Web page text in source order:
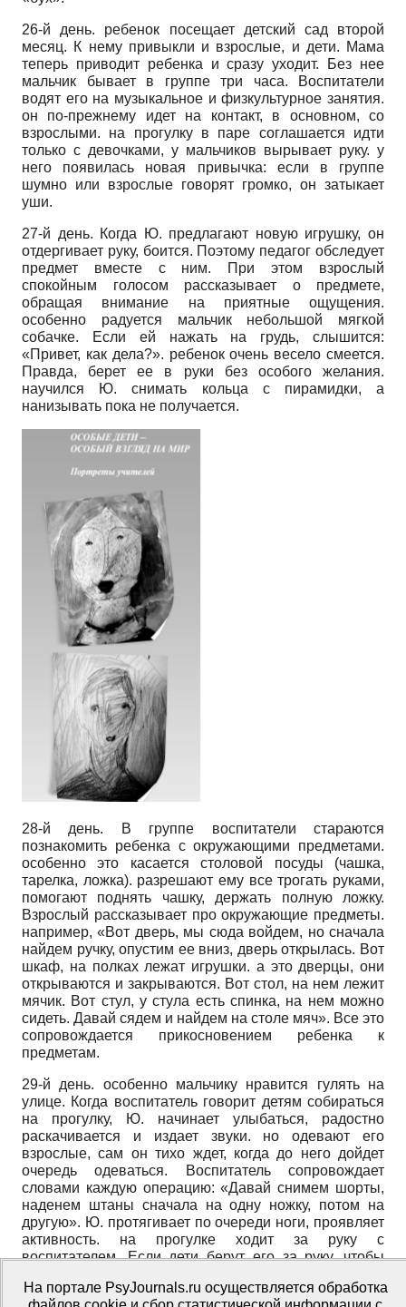
26-й день. ребенок посещает детский сад второй
месяц. К нему привыкли и взрослые, и дети. Мама
теперь приводит ребенка и сразу уходит. Без нее
мальчик бывает в группе три часа. Воспитатели
водят его на музыкальное и физкультурное занятия.
он по-прежнему идет на контакт, в основном, со
взрослыми. на прогулку в паре соглашается идти
только с девочками, у мальчиков вырывает руку. у
него появилась новая привычка: если в группе
шумно или взрослые говорят громко, он затыкает
уши.
27-й день. Когда Ю. предлагают новую игрушку, он
отдергивает руку, боится. Поэтому педагог обследует
предмет вместе с ним. При этом взрослый
спокойным голосом рассказывает о предмете,
обращая внимание на приятные ощущения.
особенно радуется мальчик небольшой мягкой
собачке. Если ей нажать на грудь, слышится:
«Привет, как дела?». ребенок очень весело смеется.
Правда, берет ее в руки без особого желания.
научился Ю. снимать кольца с пирамидки, а
нанизывать пока не получается.
28-й день. В группе воспитатели стараются
познакомить ребенка с окружающими предметами.
особенно это касается столовой посуды (чашка,
тарелка, ложка). разрешают ему все трогать руками,
помогают поднять чашку, держать полную ложку.
Взрослый рассказывает про окружающие предметы.
например, «Вот дверь, мы сюда войдем, но сначала
найдем ручку, опустим ее вниз, дверь открылась. Вот
шкаф, на полках лежат игрушки. а это дверцы, они
открываются и закрываются. Вот стол, на нем лежит
мячик. Вот стул, у стула есть спинка, на нем можно
сидеть. Давай сядем и найдем на столе мяч». Все это
сопровождается прикосновением ребенка к
предметам.
29-й день. особенно мальчику нравится гулять на
улице. Когда воспитатель говорит детям собираться
на прогулку, Ю. начинает улыбаться, радостно
раскачивается и издает звуки. но одевают его
взрослые, сам он тихо ждет, когда до него дойдет
очередь одеваться. Воспитатель сопровождает
словами каждую операцию: «Давай снимем шорты,
наденем штаны сначала на одну ножку, потом на
другую». Ю. протягивает по очереди ноги, проявляет
активность. на прогулке ходит за руку с
воспитателем. Если дети берут его за руку, чтобы
освободиться. нравится мальчику, когда его качают
На портале PsyJournals.ru осуществляется обработка